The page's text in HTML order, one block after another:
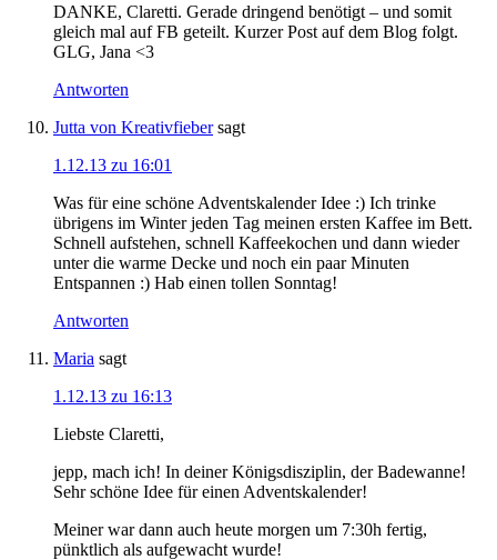
DANKE, Claretti. Gerade dringend benötigt – und somit
gleich mal auf FB geteilt. Kurzer Post auf dem Blog folgt.
GLG, Jana <3
Antworten
Jutta von Kreativfieber sagt
1.12.13 zu 16:01
Was für eine schöne Adventskalender Idee :) Ich trinke
übrigens im Winter jeden Tag meinen ersten Kaffee im Bett.
Schnell aufstehen, schnell Kaffeekochen und dann wieder
unter die warme Decke und noch ein paar Minuten
Entspannen :) Hab einen tollen Sonntag!
Antworten
Maria sagt
1.12.13 zu 16:13
Liebste Claretti,
jepp, mach ich! In deiner Königsdisziplin, der Badewanne!
Sehr schöne Idee für einen Adventskalender!
Meiner war dann auch heute morgen um 7:30h fertig,
pünktlich als aufgewacht wurde!